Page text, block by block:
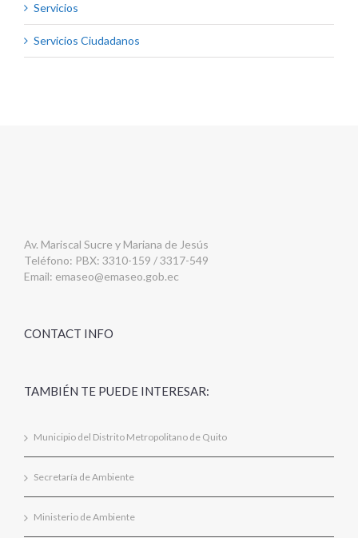
Servicios
Servicios Ciudadanos
Av. Mariscal Sucre y Mariana de Jesús
Teléfono: PBX: 3310-159 / 3317-549
Email: emaseo@emaseo.gob.ec
CONTACT INFO
TAMBIÉN TE PUEDE INTERESAR:
Municipio del Distrito Metropolitano de Quito
Secretaría de Ambiente
Ministerio de Ambiente